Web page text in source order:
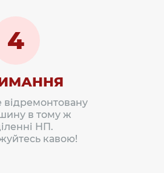
4
в тому ж
НП.
кавою!